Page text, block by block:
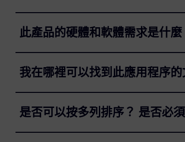
此產品的硬體和軟體需求是什麼
我在哪裡可以找到此應用程序
是否可以按多列排序？ 是否必